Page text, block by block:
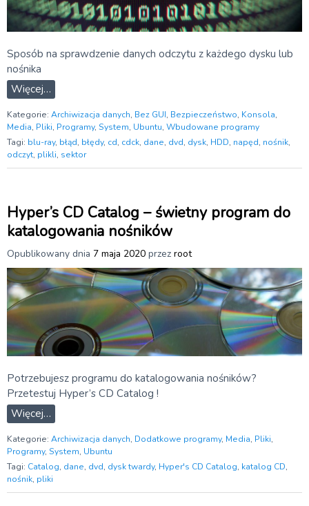
Sposób na sprawdzenie danych odczytu z każdego dysku lub
nośnika
Więcej…
Kategorie: Archiwizacja danych, Bez GUI, Bezpieczeństwo, Konsola,
Media, Pliki, Programy, System, Ubuntu, Wbudowane programy
Tagi: blu-ray, błąd, błędy, cd, cdck, dane, dvd, dysk, HDD, napęd, nośnik,
odczyt, plikli, sektor
Hyper’s CD Catalog – świetny program do
katalogowania nośników
Opublikowany dnia 7 maja 2020 przez root
Potrzebujesz programu do katalogowania nośników?
Przetestuj Hyper’s CD Catalog !
Więcej…
Kategorie: Archiwizacja danych, Dodatkowe programy, Media, Pliki,
Programy, System, Ubuntu
Tagi: Catalog, dane, dvd, dysk twardy, Hyper's CD Catalog, katalog CD,
nośnik, pliki